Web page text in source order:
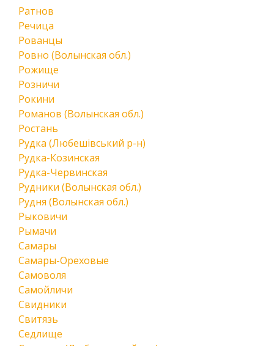
Ратнов
Речица
Рованцы
Ровно (Волынская обл.)
Рожище
Розничи
Рокини
Романов (Волынская обл.)
Ростань
Рудка (Любешівський р-н)
Рудка-Козинская
Рудка-Червинская
Рудники (Волынская обл.)
Рудня (Волынская обл.)
Рыковичи
Рымачи
Самары
Самары-Ореховые
Самоволя
Самойличи
Свидники
Свитязь
Седлище